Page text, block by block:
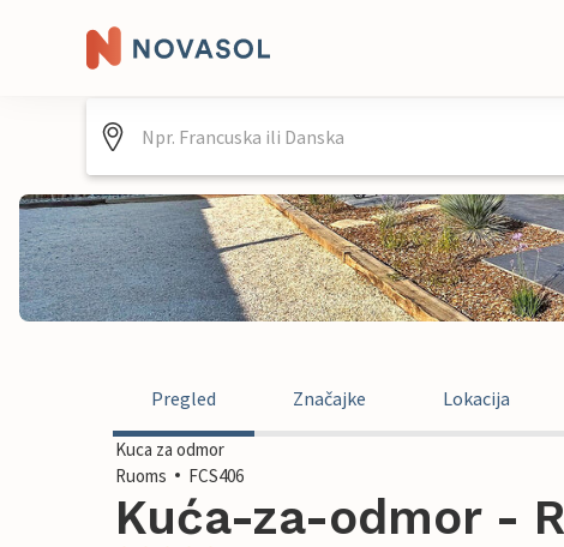
Pregled Značajke Lokacija
Kuca za odmor
Ruoms
FCS406
Kuća-za-odmor -